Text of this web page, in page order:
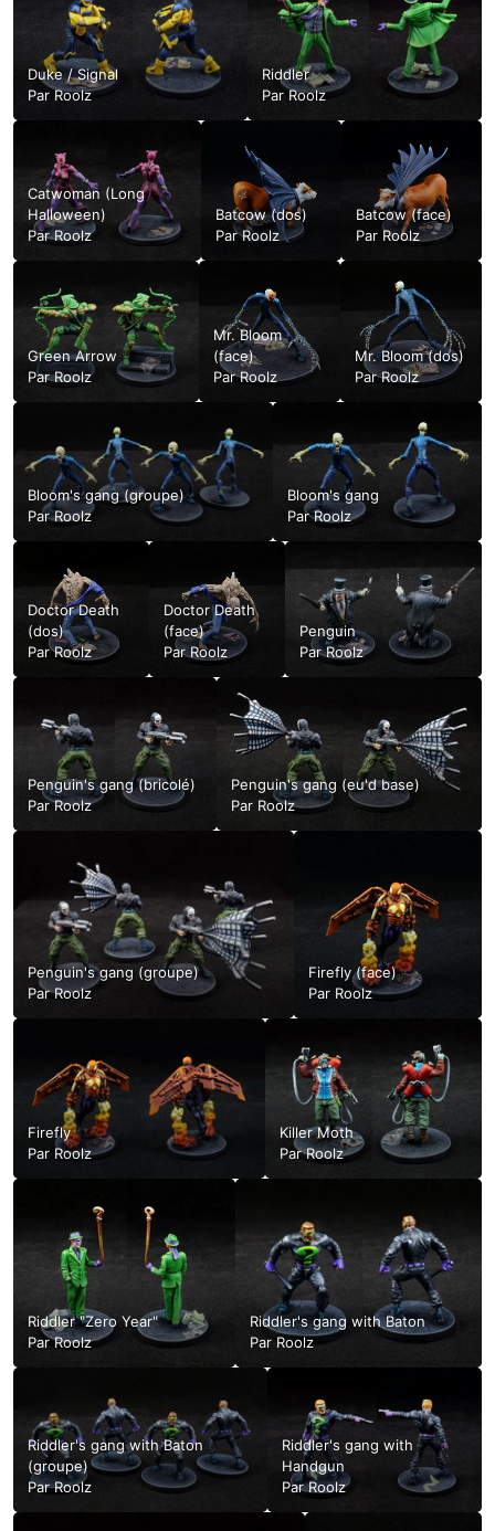
Duke / Signal
ParRoolz
Riddler
ParRoolz
Catwoman (Long
Halloween)
ParRoolz
Batcow (dos)
ParRoolz
Batcow (face)
Par Roolz
Green Arrow
ParRoolz
Mr. Bloom
(face)
ParRoolz
Mr. Bloom (dos)
ParRoolz
Bloom's gang (groupe)
ParRoolz
Bloom's gang
ParRoolz
Doctor Death
(dos)
ParRoolz
Doctor Death
(face)
ParRoolz
Penguin
ParRoolz
Penguin's gang (bricolé)
ParRoolz
Penguin's gang (eu'd base)
Par Roolz
Penguin's gang (groupe)
ParRoolz
Firefly (face)
Par Roolz
Firefly
Par Roolz
Killer Moth
ParRoolz
Riddler "Zero Year"
ParRoolz
Riddler's gang with Baton
ParRoolz
Riddler's gang with Baton
(groupe)
ParRoolz
Riddler's gang with
Handgun
ParRoolz